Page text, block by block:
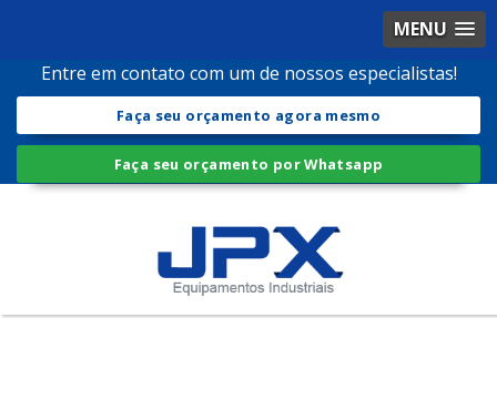
MENU
Entre em contato com um de nossos especialistas!
Faça seu orçamento agora mesmo
Faça seu orçamento por Whatsapp